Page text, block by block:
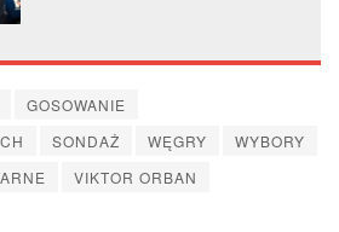
GOSOWANIE
SONDAŻ WĘGRY
WYBORY
VIKTOR ORBAN